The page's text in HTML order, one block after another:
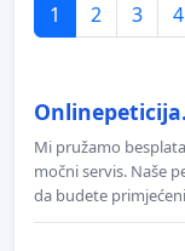
1 2 3 4
Mi pružamo
močni servis. Naše
da budete